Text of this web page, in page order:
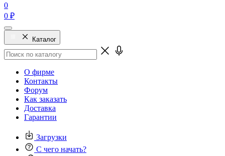
0
0 ₽
Каталог
О фирме
Контакты
Форум
Как заказать
Доставка
Гарантии
Загрузки
С чего начать?